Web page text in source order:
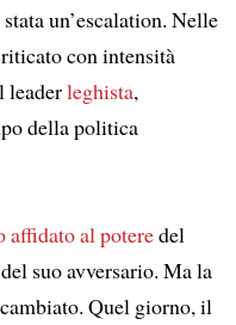
un’escalation. Nelle
con intensità
leaderleghista,
della politica
affidato al poteredel
suo avversario. Ma la
Quel giorno, il